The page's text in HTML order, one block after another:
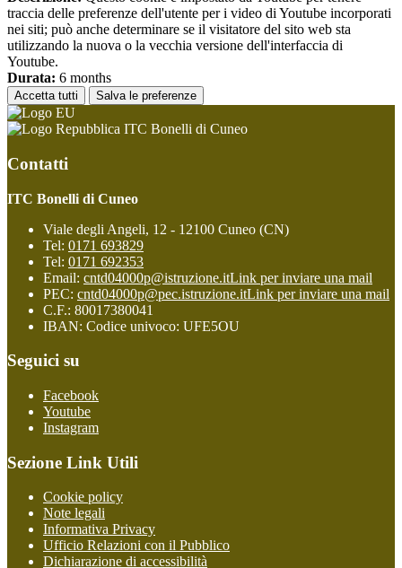
traccia delle preferenze dell'utente per i video di Youtube incorporati
nei siti; può anche determinare se il visitatore del sito web sta
utilizzando la nuova o la vecchia versione dell'interfaccia di
Youtube.
Durata: 6 months
Accetta tutti Salva le preferenze
ITC Bonelli di Cuneo
Contatti
ITC Bonelli di Cuneo
Viale degli Angeli, 12 - 12100 Cuneo (CN)
Tel: 0171 693829
Tel: 0171 692353
Email: cntd04000p@istruzione.itLink per inviare una mail
PEC: cntd04000p@pec.istruzione.itLink per inviare una mail
C.F.: 80017380041
IBAN: Codice univoco: UFE5OU
Seguici su
Facebook
Youtube
Instagram
Sezione Link Utili
Cookie policy
Note legali
Informativa Privacy
Ufficio Relazioni con il Pubblico
Dichiarazione di accessibilità